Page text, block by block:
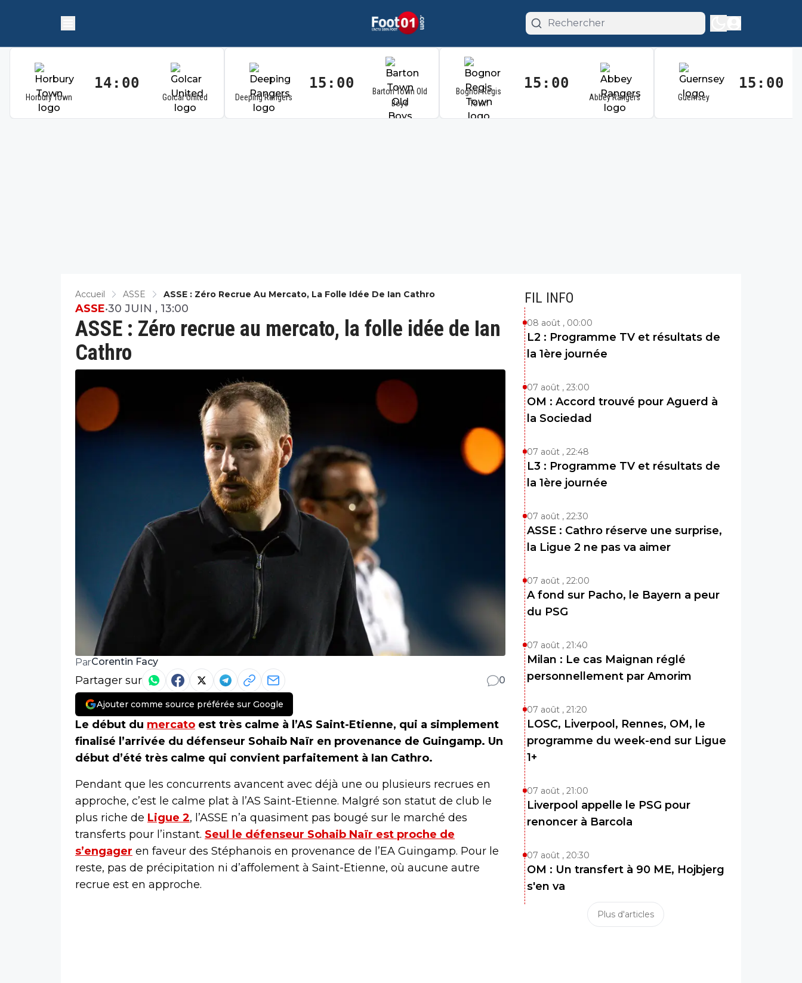
Horbury Town
14:00
Golcar United Deeping Rangers
15:00
Barton Town Old
Boys
Bognor Regis
Town
15:00
Abbey Rangers Guernsey
15:00
Accueil ASSE ASSE : Zéro Recrue Au Mercato, La Folle Idée De Ian Cathro
ASSE : Zéro recrue au mercato, la folle idée de Ian
Cathro
ASSE•30 JUIN , 13:00
ParCorentin Facy
Partager sur 0
Ajouter comme source préférée sur Google
Le début du mercato est très calme à l’AS Saint-Etienne, qui a simplement
finalisé l’arrivée du défenseur Sohaib Naïr en provenance de Guingamp. Un
début d’été très calme qui convient parfaitement à Ian Cathro.
Pendant que les concurrents avancent avec déjà une ou plusieurs recrues en
approche, c’est le calme plat à l’AS Saint-Etienne. Malgré son statut de club le
plus riche de Ligue 2, l’ASSE n’a quasiment pas bougé sur le marché des
transferts pour l’instant. Seul le défenseur Sohaib Naïr est proche de
s’engager en faveur des Stéphanois en provenance de l’EA Guingamp. Pour le
reste, pas de précipitation ni d’affolement à Saint-Etienne, où aucune autre
recrue est en approche.
FIL INFO
08 août , 00:00
L2 : Programme TV et résultats de
la 1ère journée
07 août , 23:00
OM : Accord trouvé pour Aguerd à
la Sociedad
07 août , 22:48
L3 : Programme TV et résultats de
la 1ère journée
07 août , 22:30
ASSE : Cathro réserve une surprise,
la Ligue 2 ne pas va aimer
07 août , 22:00
A fond sur Pacho, le Bayern a peur
du PSG
07 août , 21:40
Milan : Le cas Maignan réglé
personnellement par Amorim
07 août , 21:20
LOSC, Liverpool, Rennes, OM, le
programme du week-end sur Ligue
1+
07 août , 21:00
Liverpool appelle le PSG pour
renoncer à Barcola
07 août , 20:30
OM : Un transfert à 90 ME, Hojbjerg
s'en va
Plus d'articles